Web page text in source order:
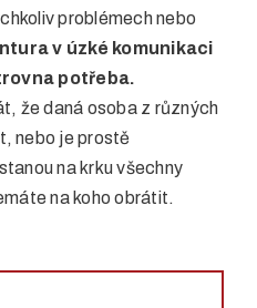
problémech nebo
v úzké komunikaci
potřeba.
že daná osoba z různých
nebo je prostě
na krku všechny
na koho obrátit.